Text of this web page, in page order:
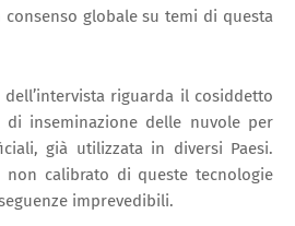
globale su temi di questa
riguarda il cosiddetto
di inseminazione delle nuvole per
già utilizzata in diversi Paesi.
non calibrato di queste tecnologie
imprevedibili.